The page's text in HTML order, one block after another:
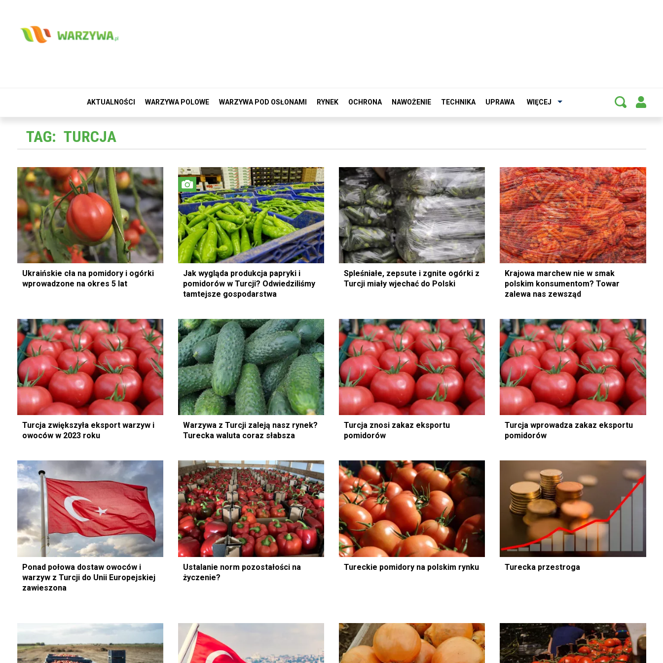
AKTUALNOŚCI WARZYWA POLOWE WARZYWA POD OSŁONAMI RYNEK OCHRONA NAWOŻENIE TECHNIKA UPRAWA WIĘCEJ
TAG: TURCJA
Ukraińskie cła na pomidory i ogórki
wprowadzone na okres 5 lat
Jak wygląda produkcja papryki i
pomidorów w Turcji? Odwiedziliśmy
tamtejsze gospodarstwa
Spleśniałe, zepsute i zgnite ogórki z
Turcji miały wjechać do Polski
Krajowa marchew nie w smak
polskim konsumentom? Towar
zalewa nas zewsząd
Turcja zwiększyła eksport warzyw i
owoców w 2023 roku
Warzywa z Turcji zaleją nasz rynek?
Turecka waluta coraz słabsza
Turcja znosi zakaz eksportu
pomidorów
Turcja wprowadza zakaz eksportu
pomidorów
Ponad połowa dostaw owoców i
warzyw z Turcji do Unii Europejskiej
zawieszona
Ustalanie norm pozostałości na
życzenie?
Tureckie pomidory na polskim rynku Turecka przestroga